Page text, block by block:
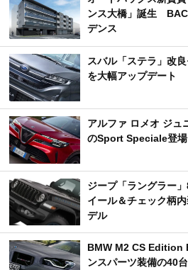
ンス大橋」誕生
デンス
スバル「ステラ」改
を大幅アップデート
アルファ ロメオ ジ
のSport Speciale登場
ジープ「ラングラー
イール＆チェック柄
デル
BMW M2 CS Edition
ンスパーツ装備の40